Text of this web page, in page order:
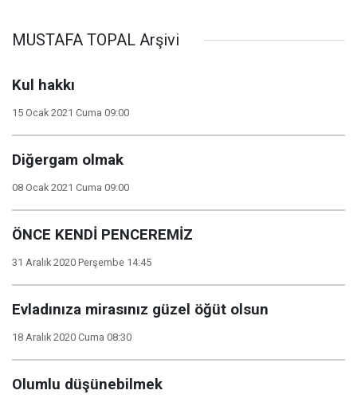
MUSTAFA TOPAL Arşivi
Kul hakkı
15 Ocak 2021 Cuma 09:00
Diğergam olmak
08 Ocak 2021 Cuma 09:00
ÖNCE KENDİ PENCEREMİZ
31 Aralık 2020 Perşembe 14:45
Evladınıza mirasınız güzel öğüt olsun
18 Aralık 2020 Cuma 08:30
Olumlu düşünebilmek